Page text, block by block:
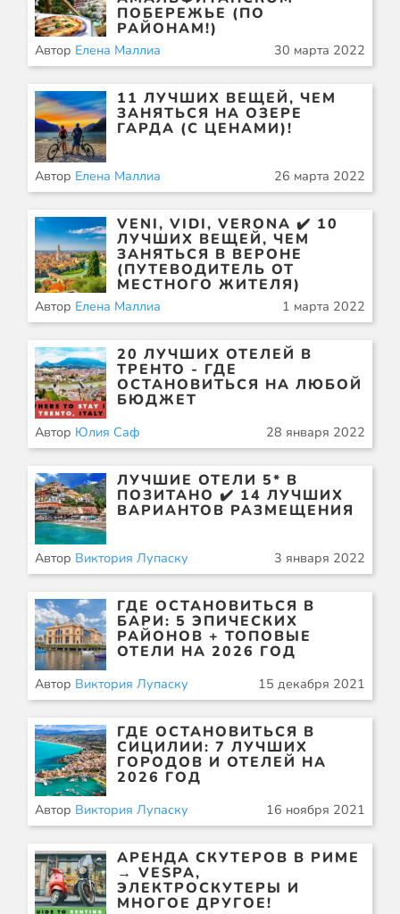
ПОБЕРЕЖЬЕ (ПО
РАЙОНАМ!)
Автор Елена Маллиа 30 марта 2022
11 ЛУЧШИХ ВЕЩЕЙ, ЧЕМ
ЗАНЯТЬСЯ НА ОЗЕРЕ
ГАРДА (С ЦЕНАМИ)!
Автор Елена Маллиа 26 марта 2022
VENI, VIDI, VERONA ✔️ 10
ЛУЧШИХ ВЕЩЕЙ, ЧЕМ
ЗАНЯТЬСЯ В ВЕРОНЕ
(ПУТЕВОДИТЕЛЬ ОТ
МЕСТНОГО ЖИТЕЛЯ)
Автор Елена Маллиа 1 марта 2022
20 ЛУЧШИХ ОТЕЛЕЙ В
ТРЕНТО - ГДЕ
ОСТАНОВИТЬСЯ НА ЛЮБОЙ
БЮДЖЕТ
Автор Юлия Саф 28 января 2022
ЛУЧШИЕ ОТЕЛИ 5* В
ПОЗИТАНО ✔️ 14 ЛУЧШИХ
ВАРИАНТОВ РАЗМЕЩЕНИЯ
Автор Виктория Лупаску 3 января 2022
ГДЕ ОСТАНОВИТЬСЯ В
БАРИ: 5 ЭПИЧЕСКИХ
РАЙОНОВ + ТОПОВЫЕ
ОТЕЛИ НА 2026 ГОД
Автор Виктория Лупаску 15 декабря 2021
ГДЕ ОСТАНОВИТЬСЯ В
СИЦИЛИИ: 7 ЛУЧШИХ
ГОРОДОВ И ОТЕЛЕЙ НА
2026 ГОД
Автор Виктория Лупаску 16 ноября 2021
АРЕНДА СКУТЕРОВ В РИМЕ
→ VESPA,
ЭЛЕКТРОСКУТЕРЫ И
МНОГОЕ ДРУГОЕ!